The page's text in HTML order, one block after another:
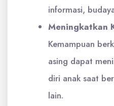
informasi,
Meningkatkan
Kemampuan
asing dapat
diri anak saat
lain.